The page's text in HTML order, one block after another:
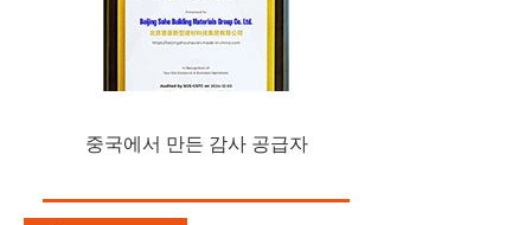
중국에서 만든 감사 공급자